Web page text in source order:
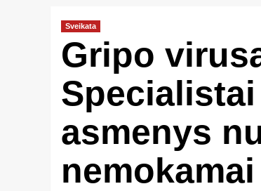
Sveikata
Gripo
asmenys
nemokamai